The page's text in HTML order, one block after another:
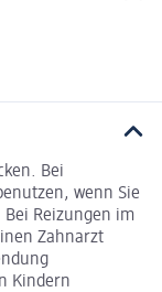
Bei
wenn Sie
Reizungen im
Zahnarzt
Kindern